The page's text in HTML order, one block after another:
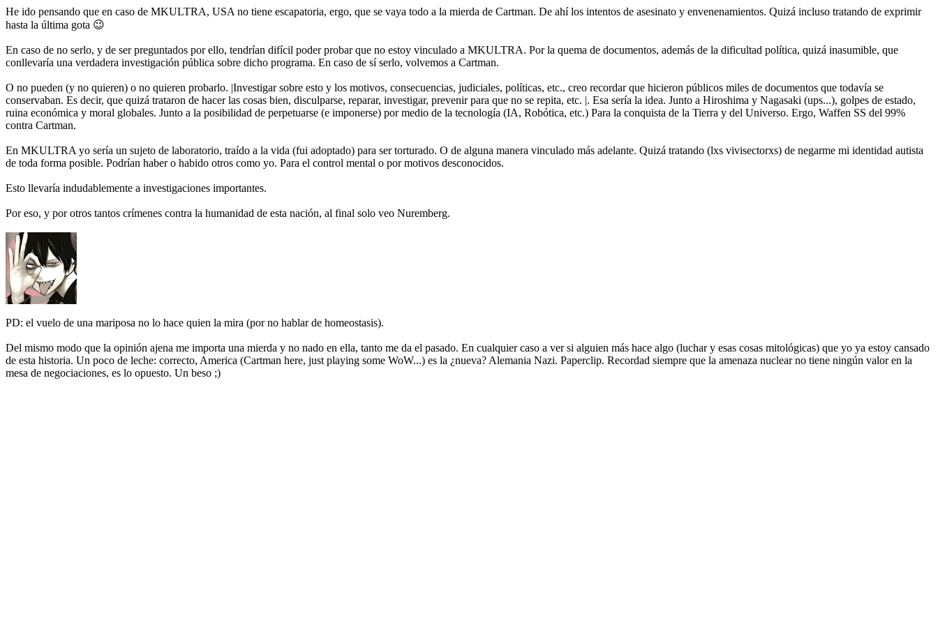
He ido pensando que en caso de MKULTRA, USA no tiene escapatoria, ergo, que se vaya todo a la mierda de Cartman. De ahí los intentos de asesinato y envenenamientos. Quizá incluso tratando de exprimir
hasta la última gota 😉
En caso de no serlo, y de ser preguntados por ello, tendrían difícil poder probar que no estoy vinculado a MKULTRA. Por la quema de documentos, además de la dificultad política, quizá inasumible, que
conllevaría una verdadera investigación pública sobre dicho programa. En caso de sí serlo, volvemos a Cartman.
O no pueden (y no quieren) o no quieren probarlo. |Investigar sobre esto y los motivos, consecuencias, judiciales, políticas, etc., creo recordar que hicieron públicos miles de documentos que todavía se
conservaban. Es decir, que quizá trataron de hacer las cosas bien, disculparse, reparar, investigar, prevenir para que no se repita, etc. |. Esa sería la idea. Junto a Hiroshima y Nagasaki (ups...), golpes de estado,
ruina económica y moral globales. Junto a la posibilidad de perpetuarse (e imponerse) por medio de la tecnología (IA, Robótica, etc.) Para la conquista de la Tierra y del Universo. Ergo, Waffen SS del 99%
contra Cartman.
En MKULTRA yo sería un sujeto de laboratorio, traído a la vida (fui adoptado) para ser torturado. O de alguna manera vinculado más adelante. Quizá tratando (lxs vivisectorxs) de negarme mi identidad autista
de toda forma posible. Podrían haber o habido otros como yo. Para el control mental o por motivos desconocidos.
Esto llevaría indudablemente a investigaciones importantes.
Por eso, y por otros tantos crímenes contra la humanidad de esta nación, al final solo veo Nuremberg.
PD: el vuelo de una mariposa no lo hace quien la mira (por no hablar de homeostasis).
Del mismo modo que la opinión ajena me importa una mierda y no nado en ella, tanto me da el pasado. En cualquier caso a ver si alguien más hace algo (luchar y esas cosas mitológicas) que yo ya estoy cansado
de esta historia. Un poco de leche: correcto, America (Cartman here, just playing some WoW...) es la ¿nueva? Alemania Nazi. Paperclip. Recordad siempre que la amenaza nuclear no tiene ningún valor en la
mesa de negociaciones, es lo opuesto. Un beso ;)